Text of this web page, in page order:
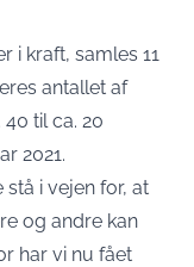
kraft, samles 11
antallet af
til ca. 20
2021.
stå i vejen for, at
og andre kan
har vi nu fået